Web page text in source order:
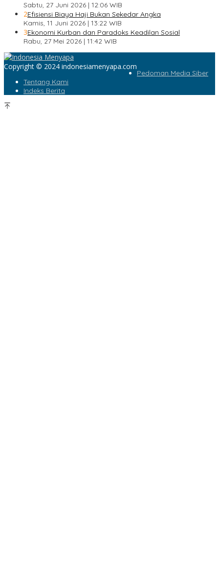
Sabtu, 27 Juni 2026 | 12:06 WIB
2Efisiensi Biaya Haji Bukan Sekedar Angka
Kamis, 11 Juni 2026 | 13:22 WIB
3Ekonomi Kurban dan Paradoks Keadilan Sosial
Rabu, 27 Mei 2026 | 11:42 WIB
Copyright © 2024 indonesiamenyapa.com
Pedoman Media Siber
Tentang Kami
Indeks Berita